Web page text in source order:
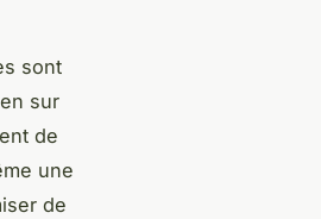
sont
sur
de
une
de